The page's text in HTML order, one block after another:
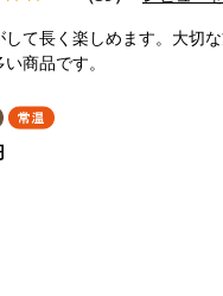
して長く楽しめます。大切
商品です。